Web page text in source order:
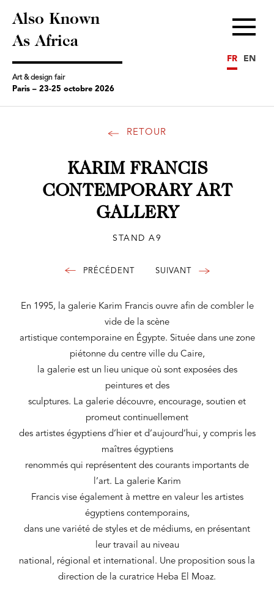
Also Known
As Africa
Art & design fair
Paris – 23-25 octobre 2026
Menu
FR EN
RETOUR
KARIM FRANCIS
CONTEMPORARY ART
GALLERY
STAND A9
En 1995, la galerie Karim Francis ouvre afin de combler le
vide de la scène
artistique contemporaine en Égypte. Située dans une zone
piétonne du centre ville du Caire,
la galerie est un lieu unique où sont exposées des
peintures et des
sculptures. La galerie découvre, encourage, soutien et
promeut continuellement
des artistes égyptiens d’hier et d’aujourd’hui, y compris les
maîtres égyptiens
renommés qui représentent des courants importants de
l’art. La galerie Karim
Francis vise également à mettre en valeur les artistes
égyptiens contemporains,
dans une variété de styles et de médiums, en présentant
leur travail au niveau
national, régional et international. Une proposition sous la
direction de la curatrice Heba El Moaz.